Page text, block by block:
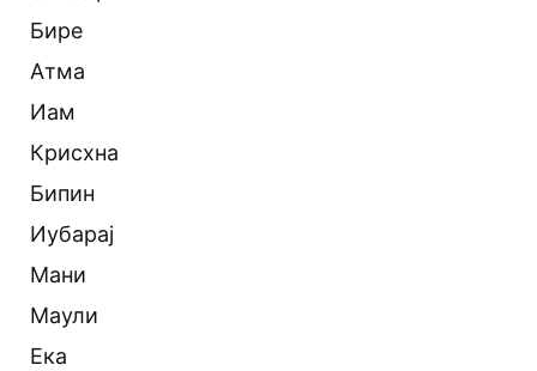
Бире
Атма
Иам
Крисхна
Бипин
Иубарај
Мани
Маули
Ека